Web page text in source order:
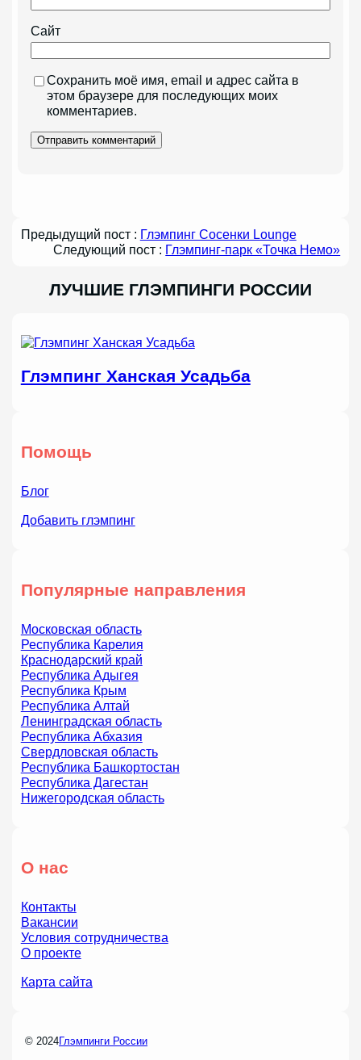
Сайт
Сохранить моё имя, email и адрес сайта в
этом браузере для последующих моих
комментариев.
Предыдущий пост : Глэмпинг Сосенки Lounge
Следующий пост : Глэмпинг-парк «Точка Немо»
ЛУЧШИЕ ГЛЭМПИНГИ РОССИИ
Глэмпинг Ханская Усадьба
Помощь
Блог
Добавить глэмпинг
Популярные направления
Московская область
Республика Карелия
Краснодарский край
Республика Адыгея
Республика Крым
Республика Алтай
Ленинградская область
Республика Абхазия
Свердловская область
Республика Башкортостан
Республика Дагестан
Нижегородская область
О нас
Контакты
Вакансии
Условия сотрудничества
О проекте
Карта сайта
© 2024Глэмпинги России